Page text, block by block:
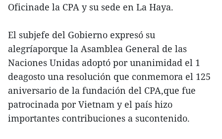
Oficinade la CPA y su sede en La Haya.
El subjefe del Gobierno expresó su
alegríaporque la Asamblea General de las
Naciones Unidas adoptó por unanimidad el 1
deagosto una resolución que conmemora el 125
aniversario de la fundación del CPA,que fue
patrocinada por Vietnam y el país hizo
importantes contribuciones a sucontenido.